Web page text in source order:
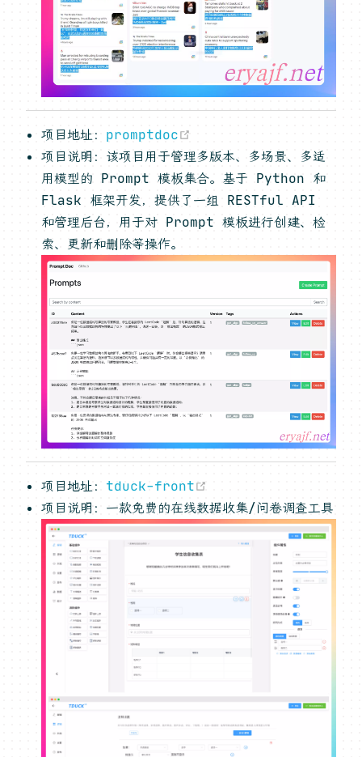
项目地址： promptdoc
项目说明：该项目用于管理多版本、多场景、多适
用模型的 Prompt 模板集合。基于 Python 和
Flask 框架开发，提供了一组 RESTful API
和管理后台，用于对 Prompt 模板进行创建、检
索、更新和删除等操作。
项目地址： tduck-front
项目说明：一款免费的在线数据收集/问卷调查工具